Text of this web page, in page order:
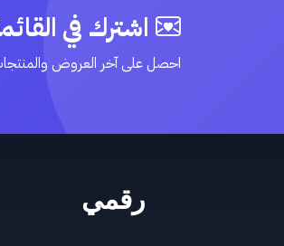
اشترك في
احصل على آخر العروض